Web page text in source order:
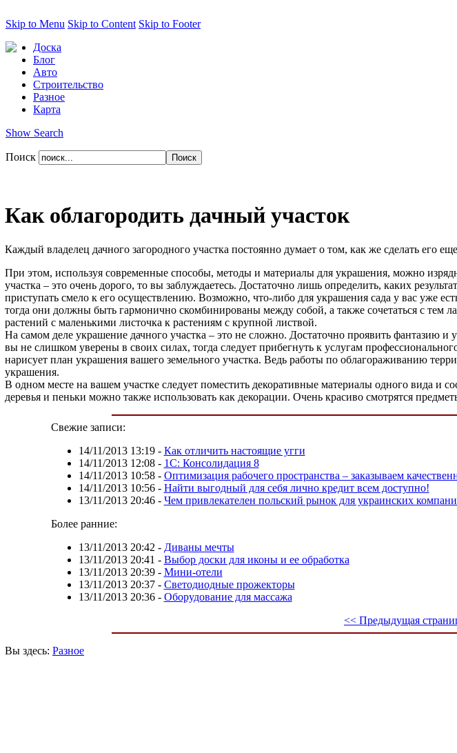
Skip to Menu Skip to Content Skip to Footer
Доска
Блог
Авто
Строительство
Разное
Карта
Show Search
Поиск
Как облагородить дачный участок
Каждый владелец дачного загородного участка постоянно думает о том, как же сделать его
При этом, используя современные способы, методы и материалы для украшения, можно
участка – это очень дорого, то вы заблуждаетесь. Достаточно лишь определить, каких
приступать смело к его осуществлению. Возможно, что-либо для украшения сада у вас уже
тогда они должны быть гармонично скомбинированы между собой, а также сочетаться с
растений с маленькими листочка к растениям с крупной листвой.
На самом деле украшение дачного участка – это не сложно. Достаточно проявить фантазию
вы не слишком уверены в своих силах, тогда следует прибегнуть к услугам
нарисует план украшения вашего земельного участка. Ведь работы по облагораживанию
украшения.
В одном месте на вашем участке следует поместить декоративные материалы одного вида
деревья и пеньки можно также использовать как декорации. Очень красиво смотрятся
Свежие записи:
14/11/2013 13:19- Как отличить настоящие угги
14/11/2013 12:08- 1С: Консолидация 8
14/11/2013 10:58- Оптимизация рабочего пространства – заказываем
14/11/2013 10:56- Найти выгодный для себя лично кредит всем доступно!
13/11/2013 20:46- Чем привлекателен польский рынок для украинских
Более ранние:
13/11/2013 20:42 - Диваны мечты
13/11/2013 20:41 - Выбор доски для иконы и ее обработка
13/11/2013 20:39- Мини-отели
13/11/2013 20:37- Светодиодные прожекторы
13/11/2013 20:36- Оборудование для массажа
<< Предыдущая
Вы здесь: Разное